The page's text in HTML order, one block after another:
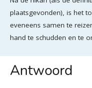
plaatsgevonden), is het
eveneens samen te
hand te schudden en te
Antwoord